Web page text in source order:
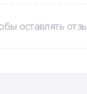
оставлять